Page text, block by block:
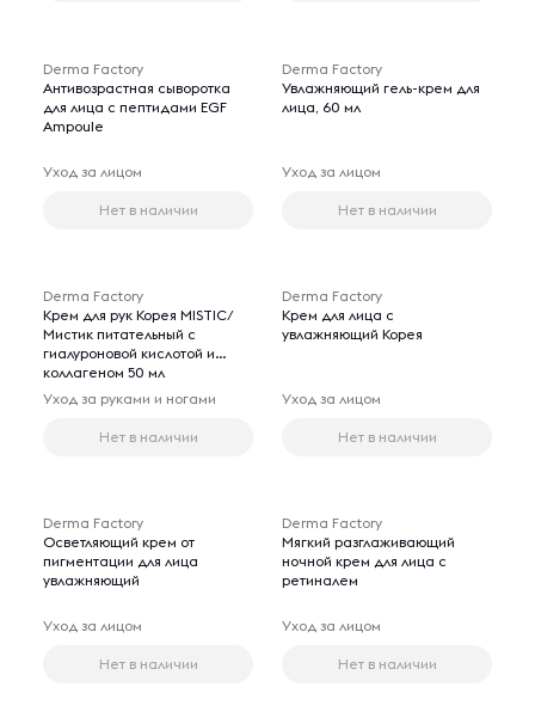
Derma Factory
Антивозрастная сыворотка
для лица с пептидами EGF
Ampoule
Уход за лицом
Нет в наличии
Derma Factory
Увлажняющий гель-крем для
лица, 60 мл
Уход за лицом
Нет в наличии
Derma Factory
Крем для рук Корея MISTIC/
Мистик питательный с
гиалуроновой кислотой и
коллагеном 50 мл
Уход за руками и ногами
Нет в наличии
Derma Factory
Крем для лица с
увлажняющий Корея
Уход за лицом
Нет в наличии
Derma Factory
Осветляющий крем от
пигментации для лица
увлажняющий
Уход за лицом
Нет в наличии
Derma Factory
Мягкий разглаживающий
ночной крем для лица с
ретиналем
Уход за лицом
Нет в наличии